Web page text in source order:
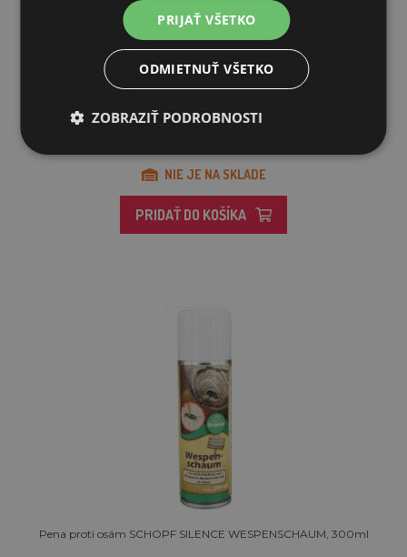
Kalk-Plus 1000 ml prísada do vápna na ničenie múch
NIE JE NA SKLADE
PRIDAŤ DO KOŠÍKA
Pena proti osám SCHOPF SILENCE WESPENSCHAUM, 300ml
PRIJAŤ VŠETKO
ODMIETNUŤ VŠETKO
ZOBRAZIŤ PODROBNOSTI